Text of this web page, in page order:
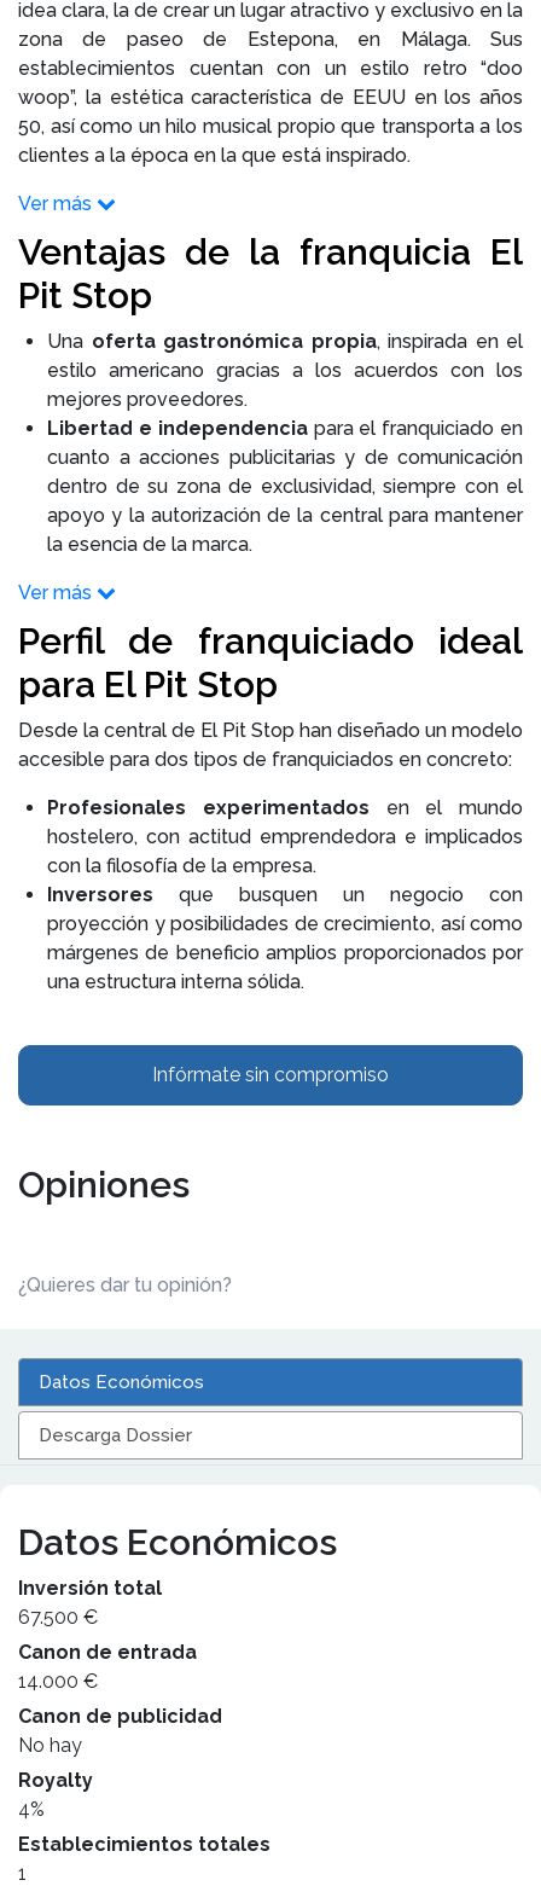
idea clara, la de crear un lugar atractivo y exclusivo en la
zona de paseo de Estepona, en Málaga. Sus
establecimientos cuentan con un estilo retro “doo
woop”, la estética característica de EEUU en los años
50, así como un hilo musical propio que transporta a los
clientes a la época en la que está inspirado.
Ver más
Ventajas de la franquicia El
Pit Stop
Una oferta gastronómica propia, inspirada en el
estilo americano gracias a los acuerdos con los
mejores proveedores.
Libertad e independenciapara el franquiciado en
cuanto a acciones publicitarias y de comunicación
dentro de su zona de exclusividad, siempre con el
apoyo y la autorización de la central para mantener
la esencia de la marca.
Ver más
Perfil de franquiciado ideal
para El Pit Stop
Desde la central de El Pit Stop han diseñado un modelo
accesible para dos tipos de franquiciados en concreto:
Profesionales experimentados en el mundo
hostelero, con actitud emprendedora e implicados
con la filosofía de la empresa.
Inversores que busquen un negocio con
proyección y posibilidades de crecimiento, así como
márgenes de beneficio amplios proporcionados por
una estructura interna sólida.
Infórmate sin compromiso
Opiniones
¿Quieres dar tu opinión?
Datos Económicos
Descarga Dossier
Datos Económicos
Inversión total
67.500 €
Canon de entrada
14.000 €
Canon de publicidad
No hay
Royalty
4%
Establecimientos totales
1